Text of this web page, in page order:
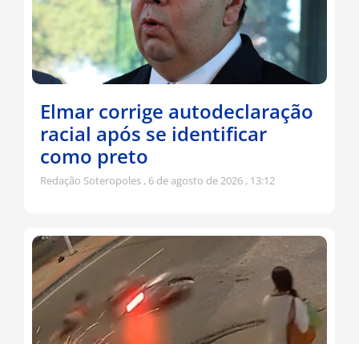
Elmar corrige autodeclaração
racial após se identificar
como preto
Redação Soteropoles 6 de agosto de 2026 13:12